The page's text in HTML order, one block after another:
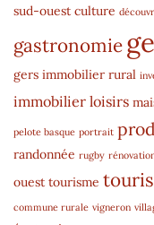
sud-ouest culture
gastronomie
gers immobilier rural
immobilier loisirs
pelote basque portrait
randonnée rugby
ouest tourisme
commune rurale vigneron